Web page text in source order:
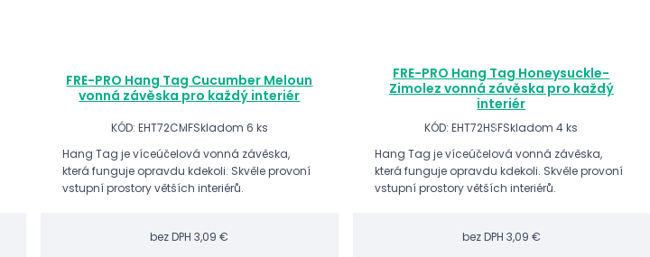
FRE-PRO Hang Tag Cucumber Meloun
vonná závěska pro každý interiér
KÓD: EHT72CMFSkladom 6 ks
Hang Tag je víceúčelová vonná závěska,
která funguje opravdu kdekoli. Skvěle provoní
vstupní prostory větších interiérů.
bez DPH 3,09 €
FRE-PRO Hang Tag Honeysuckle-
Zimolez vonná závěska pro každý
interiér
KÓD: EHT72HSFSkladom 4 ks
Hang Tag je víceúčelová vonná závěska,
která funguje opravdu kdekoli. Skvěle provoní
vstupní prostory větších interiérů.
bez DPH 3,09 €